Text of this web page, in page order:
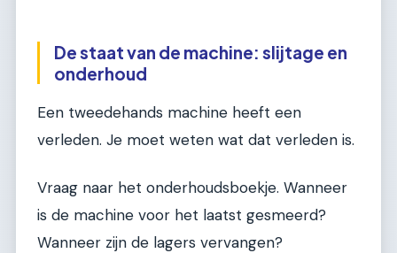
De staat van de machine: slijtage en
onderhoud
Een tweedehands machine heeft een
verleden. Je moet weten wat dat verleden is.
Vraag naar het onderhoudsboekje. Wanneer
is de machine voor het laatst gesmeerd?
Wanneer zijn de lagers vervangen?